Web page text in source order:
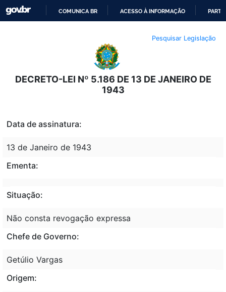
O
CONTEÚDO
COMUNICA BR ACESSO À INFORMAÇÃO
Pesquisar Legislação
DECRETO-LEI Nº 5.186 DE 13 DE JANEIRO DE
1943
Data de assinatura:
13 de Janeiro de 1943
Ementa:
Situação:
Não consta revogação expressa
Chefe de Governo:
Getúlio Vargas
Origem: